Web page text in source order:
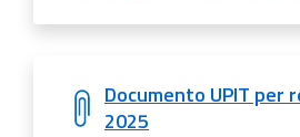
Documento UPIT per
2025